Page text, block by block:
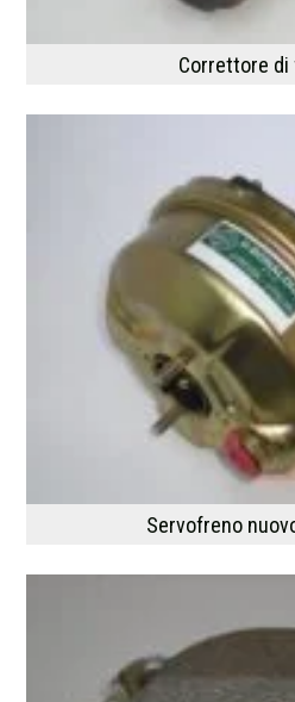
Correttore di
Servofreno